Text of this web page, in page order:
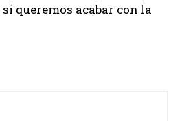
queremos acabar con la